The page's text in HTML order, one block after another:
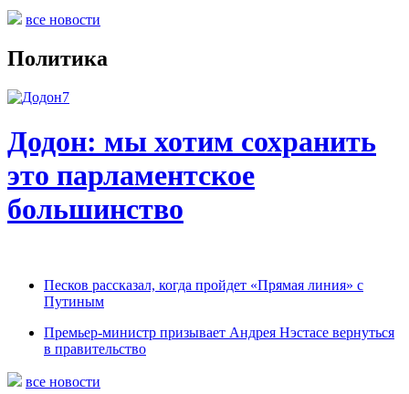
все новости
Политика
Додон: мы хотим сохранить
это парламентское
большинство
Песков рассказал, когда пройдет «Прямая линия» с
Путиным
Премьер-министр призывает Андрея Нэстасе вернуться
в правительство
все новости